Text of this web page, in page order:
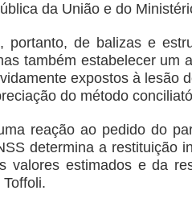
da União e do
portanto, de balizas e
também estabelecer um
expostos à lesão
do método
reação ao pedido do
determina a restituição
valores estimados e da